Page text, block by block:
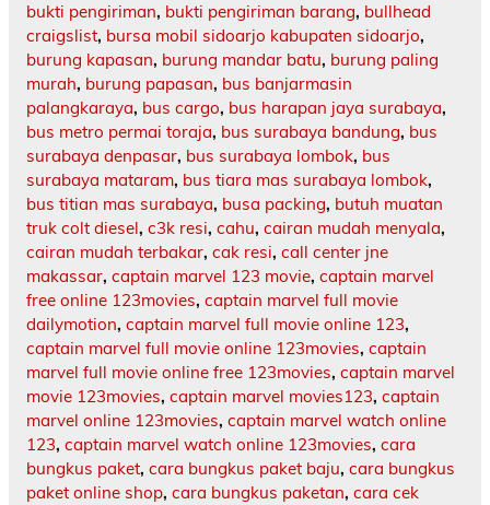
bukti pengiriman, bukti pengiriman barang, bullhead
craigslist, bursa mobil sidoarjo kabupaten sidoarjo,
burung kapasan, burung mandar batu, burung paling
murah, burung papasan, bus banjarmasin
palangkaraya, bus cargo, bus harapan jaya surabaya,
bus metro permai toraja, bus surabaya bandung, bus
surabaya denpasar, bus surabaya lombok, bus
surabaya mataram, bus tiara mas surabaya lombok,
bus titian mas surabaya, busa packing, butuh muatan
truk colt diesel, c3k resi, cahu, cairan mudah menyala,
cairan mudah terbakar, cak resi, call center jne
makassar, captain marvel 123 movie, captain marvel
free online 123movies, captain marvel full movie
dailymotion, captain marvel full movie online 123,
captain marvel full movie online 123movies, captain
marvel full movie online free 123movies, captain marvel
movie 123movies, captain marvel movies123, captain
marvel online 123movies, captain marvel watch online
123, captain marvel watch online 123movies, cara
bungkus paket, cara bungkus paket baju, cara bungkus
paket online shop, cara bungkus paketan, cara cek